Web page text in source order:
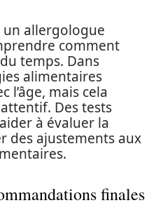
un allergologue
comment
temps. Dans
alimentaires
l’âge, mais cela
Des tests
à évaluer la
des ajustements aux
finales